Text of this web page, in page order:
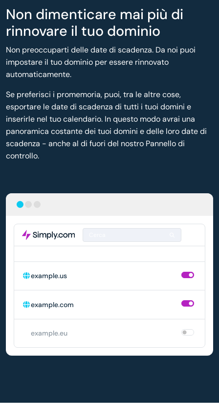
example.us
example.com
example.eu
Non dimenticare mai più di
rinnovare il tuo dominio
Non preoccuparti delle date di scadenza. Da noi puoi
impostare il tuo dominio per essere rinnovato
automaticamente.
Se preferisci i promemoria, puoi, tra le altre cose,
esportare le date di scadenza di tutti i tuoi domini e
inserirle nel tuo calendario. In questo modo avrai una
panoramica costante dei tuoi domini e delle loro date di
scadenza - anche al di fuori del nostro Pannello di
controllo.